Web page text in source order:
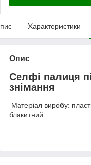
Характеристики
Опис
Селфі палиця
знімання
Матеріал виробу:
блакитний.